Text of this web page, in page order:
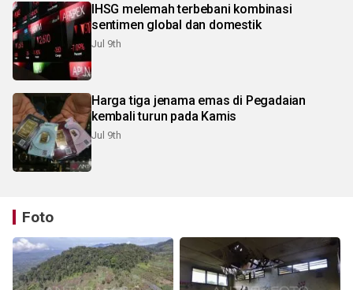
IHSG melemah terbebani kombinasi
sentimen global dan domestik
Jul 9th
Harga tiga jenama emas di Pegadaian
kembali turun pada Kamis
Jul 9th
Foto